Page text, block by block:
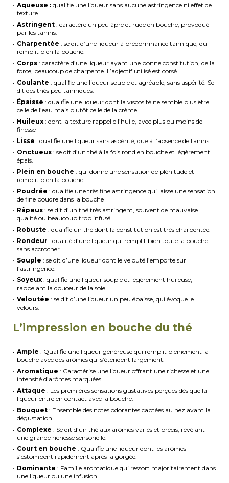
Aqueuse : qualifie une liqueur sans aucune astringence ni effet de
texture.
Astringent : caractère un peu âpre et rude en bouche, provoqué
par les tanins.
Charpentée : se dit d’une liqueur à prédominance tannique, qui
remplit bien la bouche.
Corps : caractère d’une liqueur ayant une bonne constitution, de la
force, beaucoup de charpente. L’adjectif utilisé est corsé.
Coulante : qualifie une liqueur souple et agréable, sans aspérité. Se
dit des thés peu tanniques.
Épaisse : qualifie une liqueur dont la viscosité ne semble plus être
celle de l’eau mais plutôt celle de la crème.
Huileux: dont la texture rappelle l’huile, avec plus ou moins de
finesse
Lisse : qualifie une liqueur sans aspérité, due à l’absence de tanins.
Onctueux : se dit d’un thé à la fois rond en bouche et légèrement
épais.
Plein en bouche : qui donne une sensation de plénitude et
remplit bien la bouche.
Poudrée : qualifie une très fine astringence qui laisse une sensation
de fine poudre dans la bouche
Râpeux: se dit d’un thé très astringent, souvent de mauvaise
qualité ou beaucoup trop infusé.
Robuste : qualifie un thé dont la constitution est très charpentée.
Rondeur : qualité d’une liqueur qui remplit bien toute la bouche
sans accrocher.
Souple : se dit d’une liqueur dont le velouté l’emporte sur
l’astringence.
Soyeux: qualifie une liqueur souple et légèrement huileuse,
rappelant la douceur de la soie.
Veloutée : se dit d’une liqueur un peu épaisse, qui évoque le
velours.
L’impression en bouche du thé
Ample : Qualifie une liqueur généreuse qui remplit pleinement la
bouche avec des arômes qui s’étendent largement.
Aromatique : Caractérise une liqueur offrant une richesse et une
intensité d’arômes marquées.
Attaque : Les premières sensations gustatives perçues dès que la
liqueur entre en contact avec la bouche.
Bouquet : Ensemble des notes odorantes captées au nez avant la
dégustation.
Complexe : Se dit d’un thé aux arômes variés et précis, révélant
une grande richesse sensorielle.
Court en bouche : Qualifie une liqueur dont les arômes
s’estompent rapidement après la gorgée.
Dominante : Famille aromatique qui ressort majoritairement dans
une liqueur ou une infusion.